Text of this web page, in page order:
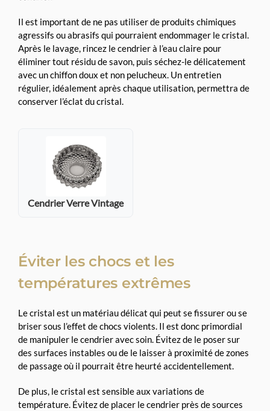
Il est important de ne pas utiliser de produits chimiques
agressifs ou abrasifs qui pourraient endommager le cristal.
Après le lavage, rincez le cendrier à l’eau claire pour
éliminer tout résidu de savon, puis séchez-le délicatement
avec un chiffon doux et non pelucheux. Un entretien
régulier, idéalement après chaque utilisation, permettra de
conserver l’éclat du cristal.
Cendrier Verre Vintage
Éviter les chocs et les
températures extrêmes
Le cristal est un matériau délicat qui peut se fissurer ou se
briser sous l’effet de chocs violents. Il est donc primordial
de manipuler le cendrier avec soin. Évitez de le poser sur
des surfaces instables ou de le laisser à proximité de zones
de passage où il pourrait être heurté accidentellement.
De plus, le cristal est sensible aux variations de
température. Évitez de placer le cendrier près de sources